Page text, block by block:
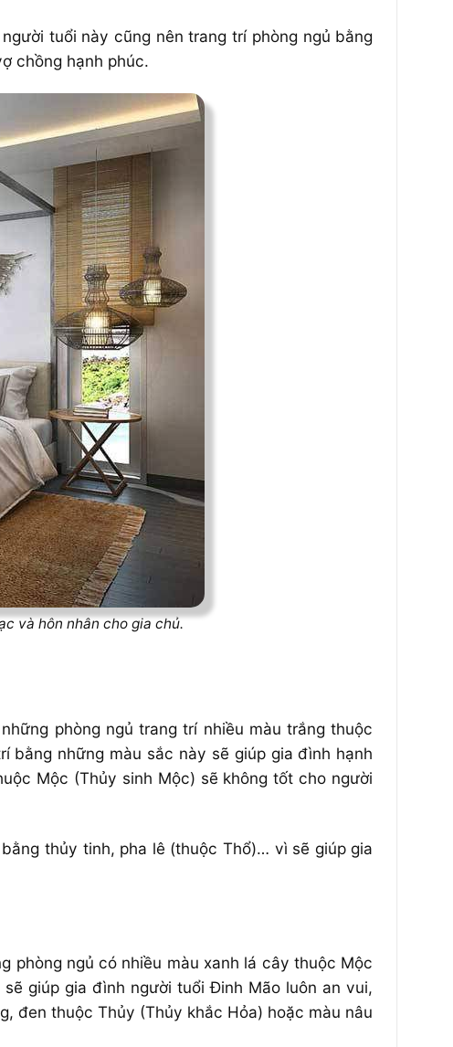
tuổi này cũng nên trang trí phòng ngủ bằng
chồng hạnh phúc.
và hôn nhân cho gia chủ.
phòng ngủ trang trí nhiều màu trắng thuộc
bằng những màu sắc này sẽ giúp gia đình hạnh
Mộc (Thủy sinh Mộc) sẽ không tốt cho người
thủy tinh, pha lê (thuộc Thổ)… vì sẽ giúp gia
phòng ngủ có nhiều màu xanh lá cây thuộc Mộc
giúp gia đình người tuổi Đinh Mão luôn an vui,
đen thuộc Thủy (Thủy khắc Hỏa) hoặc màu nâu